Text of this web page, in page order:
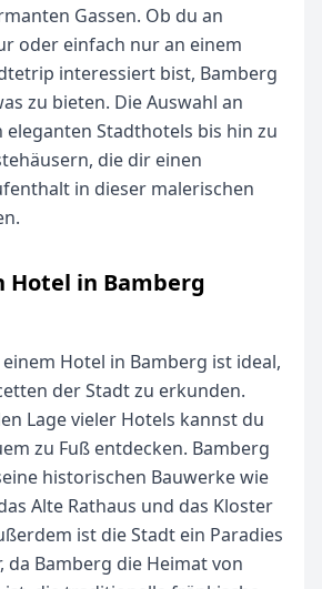
Gassen. Ob du an
oder einfach nur an einem
interessiert bist, Bamberg
zu bieten. Die Auswahl an
eleganten Stadthotels bis hin zu
die dir einen
in dieser malerischen
Hotel in Bamberg
Hotel in Bamberg ist ideal,
der Stadt zu erkunden.
Lage vieler Hotels kannst du
zu Fuß entdecken. Bamberg
historischen Bauwerke wie
Alte Rathaus und das Kloster
ist die Stadt ein Paradies
da Bamberg die Heimat von